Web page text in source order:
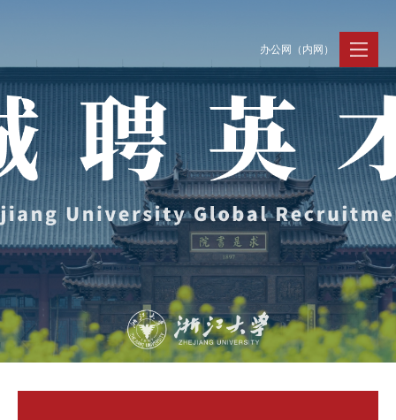
办公网（内网）
聚贤纳才
Jobs @ ZJU
招聘公告
加入我们
走进浙大
Discover ZJU
浙大简况
人才队伍
人才动态
News and Events
新闻速递
人才风采
事业发展
Careers @ ZJU
支持保障
Work and Life